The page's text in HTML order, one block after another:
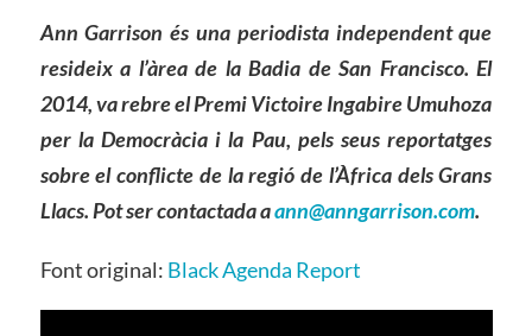
Ann Garrison és una periodista independent que
resideix a l’àrea de la Badia de San Francisco. El
2014, va rebre el Premi Victoire Ingabire Umuhoza
per la Democràcia i la Pau, pels seus reportatges
sobre el conflicte de la regió de l’Àfrica dels Grans
Llacs. Pot ser contactada aann@anngarrison.com.
Font original: Black Agenda Report